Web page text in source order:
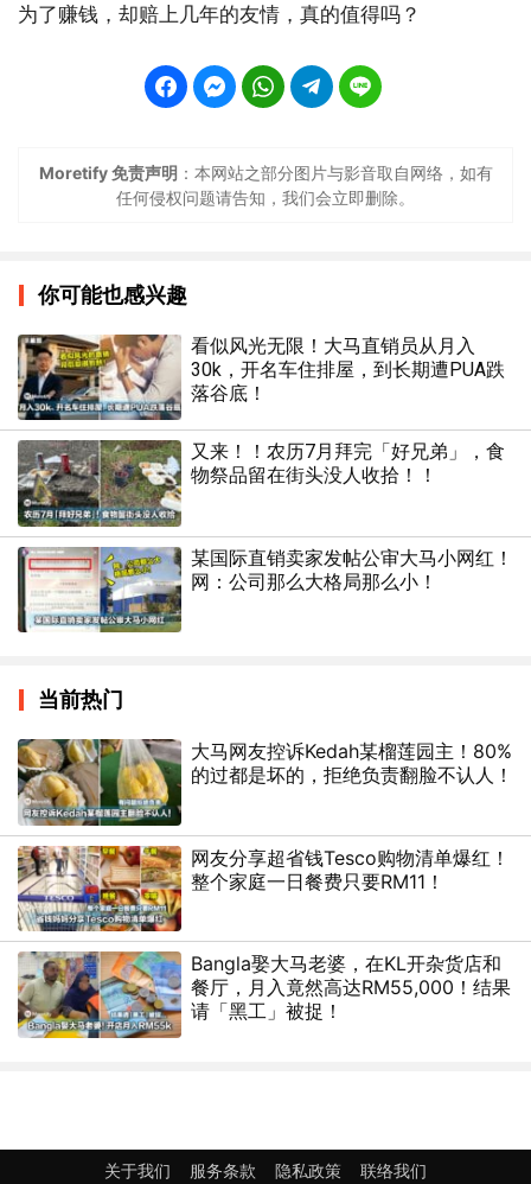
为了赚钱，却赔上几年的友情，真的值得吗？
Moretify 免责声明 ：本网站之部分图片与影音取自网络，如有
任何侵权问题请告知，我们会立即删除。
你可能也感兴趣
看似风光无限！大马直销员从月入
30k，开名车住排屋，到长期遭PUA跌
落谷底！
又来！！农历7月拜完「好兄弟」，食
物祭品留在街头没人收拾！！
某国际直销卖家发帖公审大马小网红！
网：公司那么大格局那么小！
当前热门
大马网友控诉Kedah某榴莲园主！80%
的过都是坏的，拒绝负责翻脸不认人！
网友分享超省钱Tesco购物清单爆红！
整个家庭一日餐费只要RM11！
Bangla娶大马老婆，在KL开杂货店和
餐厅，月入竟然高达RM55,000！结果
请「黑工」被捉！
关于我们 服务条款 隐私政策 联络我们